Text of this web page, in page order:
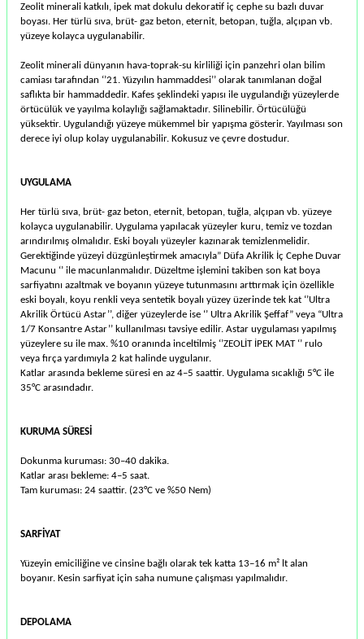
Zeolit minerali katkılı, ipek mat dokulu dekoratif iç cephe su bazlı duvar
boyası. Her türlü sıva, brüt- gaz beton, eternit, betopan, tuğla, alçıpan vb.
yüzeye kolayca uygulanabilir.
Zeolit minerali dünyanın hava-toprak-su kirliliği için panzehri olan bilim
camiası tarafından ‘’21. Yüzyılın hammaddesi’’ olarak tanımlanan doğal
saﬂıkta bir hammaddedir. Kafes şeklindeki yapısı ile uygulandığı yüzeylerde
örtücülük ve yayılma kolaylığı sağlamaktadır. Silinebilir. Örtücülüğü
yüksektir. Uygulandığı yüzeye mükemmel bir yapışma gösterir. Yayılması son
derece iyi olup kolay uygulanabilir. Kokusuz ve çevre dostudur.
UYGULAMA
Her türlü sıva, brüt- gaz beton, eternit, betopan, tuğla, alçıpan vb. yüzeye
kolayca uygulanabilir. Uygulama yapılacak yüzeyler kuru, temiz ve tozdan
arındırılmış olmalıdır. Eski boyalı yüzeyler kazınarak temizlenmelidir.
Gerektiğinde yüzeyi düzgünleştirmek amacıyla” Düfa Akrilik İç Cephe Duvar
Macunu ‘’ ile macunlanmalıdır. Düzeltme işlemini takiben son kat boya
sarfiyatını azaltmak ve boyanın yüzeye tutunmasını arttırmak için özellikle
eski boyalı, koyu renkli veya sentetik boyalı yüzey üzerinde tek kat ‘’Ultra
Akrilik Örtücü Astar’’, diğer yüzeylerde ise ‘’ Ultra Akrilik Şeﬀaf” veya “Ultra
1/7 Konsantre Astar’’ kullanılması tavsiye edilir. Astar uygulaması yapılmış
yüzeylere su ile max. %10 oranında inceltilmiş ‘’ZEOLİT İPEK MAT ‘’ rulo
veya fırça yardımıyla 2 kat halinde uygulanır.
Katlar arasında bekleme süresi en az 4–5 saattir. Uygulama sıcaklığı 5°C ile
35°C arasındadır.
KURUMA SÜRESİ
Dokunma kuruması: 30–40 dakika.
Katlar arası bekleme: 4–5 saat.
Tam kuruması: 24 saattir. (23°C ve %50 Nem)
SARFİYAT
Yüzeyin emiciliğine ve cinsine bağlı olarak tek katta 13–16 m² lt alan
boyanır. Kesin sarfiyat için saha numune çalışması yapılmalıdır.
DEPOLAMA